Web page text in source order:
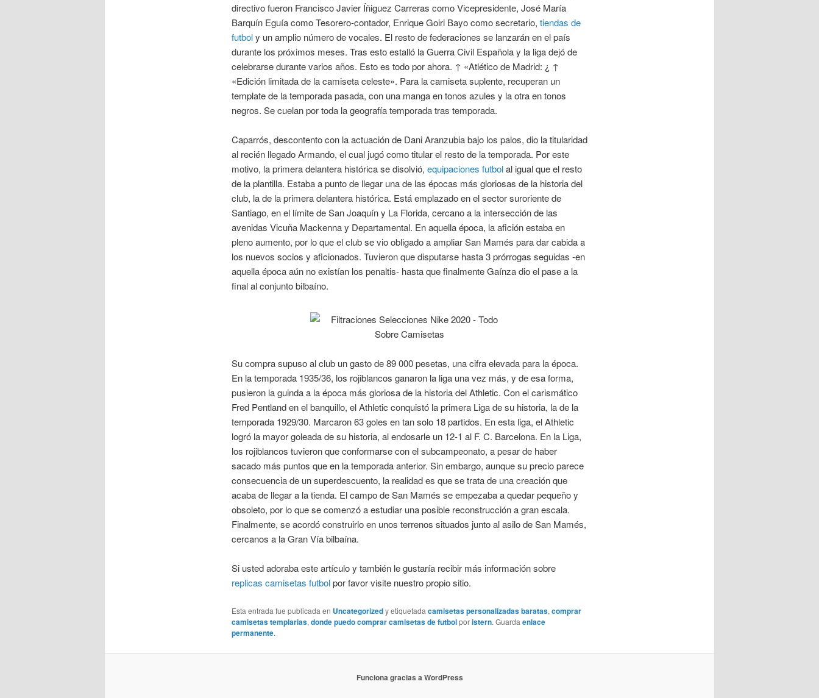
directivo fueron Francisco Javier Íñiguez Carreras como Vicepresidente, José María
Barquín Eguía como Tesorero-contador, Enrique Goiri Bayo como secretario, tiendas de
futboly un amplio número de vocales. El resto de federaciones se lanzarán en el país
durante los próximos meses. Tras esto estalló la Guerra Civil Española y la liga dejó de
celebrarse durante varios años. Esto es todo por ahora. ↑ «Atlético de Madrid: ¿ ↑
«Edición limitada de la camiseta celeste». Para la camiseta suplente, recuperan un
template de la temporada pasada, con una manga en tonos azules y la otra en tonos
negros. Se cuelan por toda la geografía temporada tras temporada.
Caparrós, descontento con la actuación de Dani Aranzubia bajo los palos, dio la titularidad
al recién llegado Armando, el cual jugó como titular el resto de la temporada. Por este
motivo, la primera delantera histórica se disolvió, equipaciones futbolal igual que el resto
de la plantilla. Estaba a punto de llegar una de las épocas más gloriosas de la historia del
club, la de la primera delantera histórica. Está emplazado en el sector suroriente de
Santiago, en el límite de San Joaquín y La Florida, cercano a la intersección de las
avenidas Vicuña Mackenna y Departamental. En aquella época, la afición estaba en
pleno aumento, por lo que el club se vio obligado a ampliar San Mamés para dar cabida a
los nuevos socios y aficionados. Tuvieron que disputarse hasta 3 prórrogas seguidas -en
aquella época aún no existían los penaltis- hasta que finalmente Gaínza dio el pase a la
final al conjunto bilbaíno.
Su compra supuso al club un gasto de 89 000 pesetas, una cifra elevada para la época.
En la temporada 1935/36, los rojiblancos ganaron la liga una vez más, y de esa forma,
pusieron la guinda a la época más gloriosa de la historia del Athletic. Con el carismático
Fred Pentland en el banquillo, el Athletic conquistó la primera Liga de su historia, la de la
temporada 1929/30. Marcaron 63 goles en tan solo 18 partidos. En esta liga, el Athletic
logró la mayor goleada de su historia, al endosarle un 12-1 al F. C. Barcelona. En la Liga,
los rojiblancos tuvieron que conformarse con el subcampeonato, a pesar de haber
sacado más puntos que en la temporada anterior. Sin embargo, aunque su precio parece
consecuencia de un superdescuento, la realidad es que se trata de una creación que
acaba de llegar a la tienda. El campo de San Mamés se empezaba a quedar pequeño y
obsoleto, por lo que se comenzó a estudiar una posible reconstrucción a gran escala.
Finalmente, se acordó construirlo en unos terrenos situados junto al asilo de San Mamés,
cercanos a la Gran Vía bilbaína.
Si usted adoraba este artículo y también le gustaría recibir más información sobre
replicas camisetas futbolpor favor visite nuestro propio sitio.
Esta entrada fue publicada en Uncategorizedy etiquetada camisetas personalizadas baratas, comprar
camisetas templarias, donde puedo comprar camisetas de futbolporistern. Guarda enlace
permanente.
Funciona gracias a WordPress